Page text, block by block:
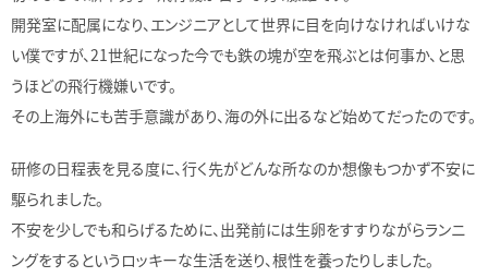
開発室に配属になり、エンジニアとして世界に目を向けなければいけな
い僕ですが、21世紀になった今でも鉄の塊が空を飛ぶとは何事か、と思
うほどの飛行機嫌いです。
その上海外にも苦手意識があり、海の外に出るなど始めてだったのです。
研修の日程表を見る度に、行く先がどんな所なのか想像もつかず不安に
駆られました。
不安を少しでも和らげるために、出発前には生卵をすすりながらランニ
ングをするというロッキーな生活を送り、根性を養ったりしました。